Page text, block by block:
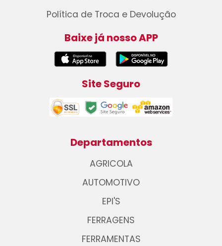
Política de Troca e Devolução
Baixe já nosso APP
Site Seguro
Departamentos
AGRICOLA
AUTOMOTIVO
EPI'S
FERRAGENS
FERRAMENTAS